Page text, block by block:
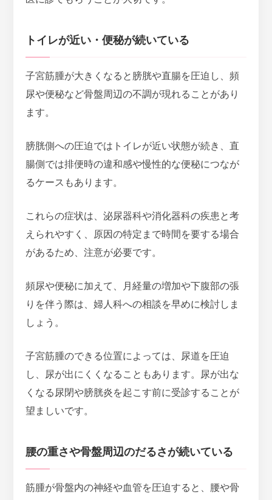
トイレが近い・便秘が続いている
子宮筋腫が大きくなると膀胱や直腸を圧迫し、頻
尿や便秘など骨盤周辺の不調が現れることがあり
ます。
膀胱側への圧迫ではトイレが近い状態が続き、直
腸側では排便時の違和感や慢性的な便秘につなが
るケース もあります。
これらの症状は、泌尿器科や消化器科の疾患と考
えられやすく、原因の特定まで時間を要する場合
があるため、注意が必要です。
頻尿や便秘に加えて、月経量の増加や下腹部の張
りを伴う際は、婦人科への相談を早めに検討しま
しょう。
子宮筋腫のできる位置によっては、尿道を圧迫
し、尿が出にくくなることもあります。尿が出な
くなる尿閉や膀胱炎を起こす前に受診することが
望ましいです。
腰の重さや骨盤周辺のだるさが続いている
筋腫が骨盤内の神経や血管を圧迫すると、腰や骨